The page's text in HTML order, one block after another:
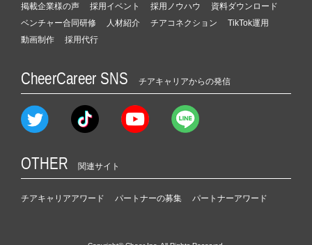
掲載企業様の声 採用イベント 採用ノウハウ
資料ダウンロード
ベンチャー合同研修
人材紹介 チアコネクション
TikTok運用
動画制作
採用代行
CheerCareer SNS チアキャリアからの発信
OTHER 関連サイト
チアキャリアアワード パートナーの募集 パートナーアワード